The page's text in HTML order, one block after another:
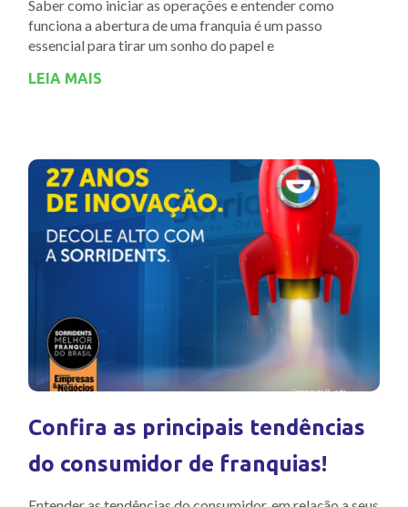
Saber como iniciar as operações e entender como
funciona a abertura de uma franquia é um passo
essencial para tirar um sonho do papel e
LEIA MAIS
Confira as principais tendências
do consumidor de franquias!